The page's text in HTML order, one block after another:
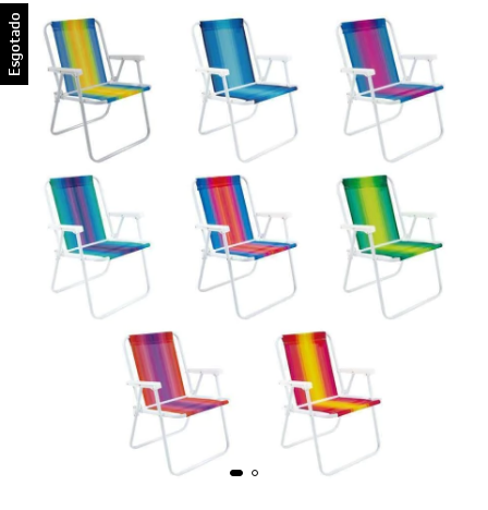
Esgotado